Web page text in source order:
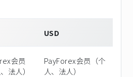
USD
会员
法人）
PayForex会员（个
人、法人）